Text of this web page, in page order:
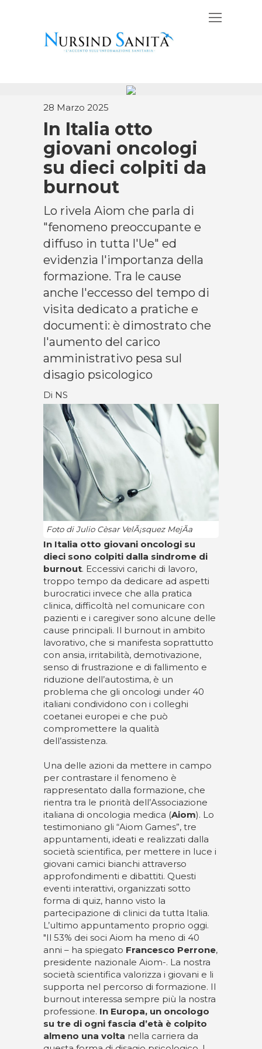
28 Marzo 2025
In Italia otto
giovani oncologi
su dieci colpiti da
burnout
Lo rivela Aiom che parla di
"fenomeno preoccupante e
diffuso in tutta l'Ue" ed
evidenzia l'importanza della
formazione. Tra le cause
anche l'eccesso del tempo di
visita dedicato a pratiche e
documenti: è dimostrato che
l'aumento del carico
amministrativo pesa sul
disagio psicologico
Di NS
Foto di Julio Cèsar VelÃ¡squez MejÃ­a
In Italia otto giovani oncologi su
dieci sono colpiti dalla sindrome di
burnout. Eccessivi carichi di lavoro,
troppo tempo da dedicare ad aspetti
burocratici invece che alla pratica
clinica, difficoltà nel comunicare con
pazienti e i caregiver sono alcune delle
cause principali. Il burnout in ambito
lavorativo, che si manifesta soprattutto
con ansia, irritabilità, demotivazione,
senso di frustrazione e di fallimento e
riduzione dell’autostima, è un
problema che gli oncologi under 40
italiani condividono con i colleghi
coetanei europei e che può
compromettere la qualità
dell’assistenza.
Una delle azioni da mettere in campo
per contrastare il fenomeno è
rappresentato dalla formazione, che
rientra tra le priorità dell’Associazione
italiana di oncologia medica (Aiom). Lo
testimoniano gli “Aiom Games”, tre
appuntamenti, ideati e realizzati dalla
società scientifica, per mettere in luce i
giovani camici bianchi attraverso
approfondimenti e dibattiti. Questi
eventi interattivi, organizzati sotto
forma di quiz, hanno visto la
partecipazione di clinici da tutta Italia.
L’ultimo appuntamento proprio oggi.
"Il 53% dei soci Aiom ha meno di 40
anni – ha spiegato Francesco Perrone,
presidente nazionale Aiom-. La nostra
società scientifica valorizza i giovani e li
supporta nel percorso di formazione. Il
burnout interessa sempre più la nostra
professione. In Europa, un oncologo
su tre di ogni fascia d’età è colpito
almeno una volta nella carriera da